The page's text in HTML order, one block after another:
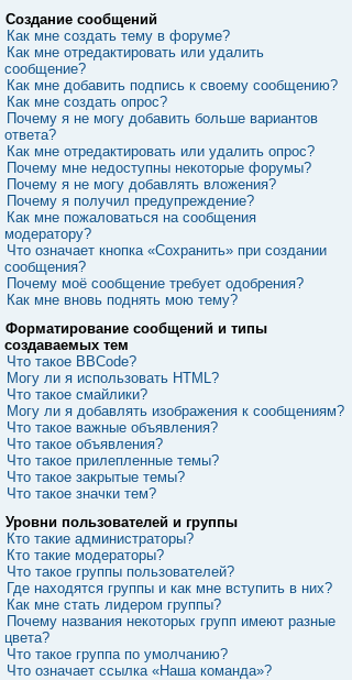
Создание сообщений
Как мне создать тему в форуме?
Как мне отредактировать или удалить
сообщение?
Как мне добавить подпись к своему сообщению?
Как мне создать опрос?
Почему я не могу добавить больше вариантов
ответа?
Как мне отредактировать или удалить опрос?
Почему мне недоступны некоторые форумы?
Почему я не могу добавлять вложения?
Почему я получил предупреждение?
Как мне пожаловаться на сообщения
модератору?
Что означает кнопка «Сохранить» при создании
сообщения?
Почему моё сообщение требует одобрения?
Как мне вновь поднять мою тему?
Форматирование сообщений и типы
создаваемых тем
Что такое BBCode?
Могу ли я использовать HTML?
Что такое смайлики?
Могу ли я добавлять изображения к сообщениям?
Что такое важные объявления?
Что такое объявления?
Что такое прилепленные темы?
Что такое закрытые темы?
Что такое значки тем?
Уровни пользователей и группы
Кто такие администраторы?
Кто такие модераторы?
Что такое группы пользователей?
Где находятся группы и как мне вступить в них?
Как мне стать лидером группы?
Почему названия некоторых групп имеют разные
цвета?
Что такое группа по умолчанию?
Что означает ссылка «Наша команда»?